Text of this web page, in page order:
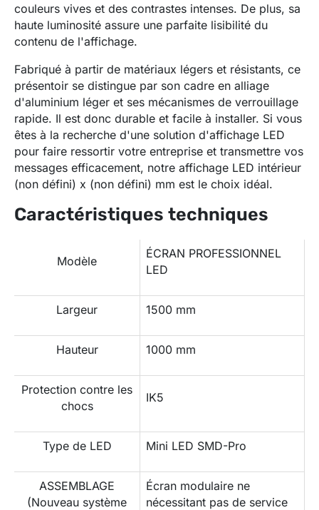
couleurs vives et des contrastes intenses. De plus, sa
haute luminosité assure une parfaite lisibilité du
contenu de l'affichage.
Fabriqué à partir de matériaux légers et résistants, ce
présentoir se distingue par son cadre en alliage
d'aluminium léger et ses mécanismes de verrouillage
rapide. Il est donc durable et facile à installer. Si vous
êtes à la recherche d'une solution d'affichage LED
pour faire ressortir votre entreprise et transmettre vos
messages efficacement, notre affichage LED intérieur
(non défini) x (non défini) mm est le choix idéal.
Caractéristiques techniques
Modèle
ÉCRAN PROFESSIONNEL
LED
Largeur 1500 mm
Hauteur 1000 mm
Protection contre les
chocs
IK5
Type de LED Mini LED SMD-Pro
ASSEMBLAGE
(Nouveau système
Écran modulaire ne
nécessitant pas de service